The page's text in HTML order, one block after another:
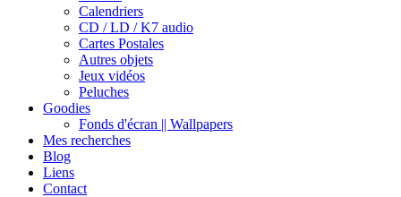
Calendriers
CD / LD / K7 audio
Cartes Postales
Autres objets
Jeux vidéos
Peluches
Goodies
Fonds d'écran || Wallpapers
Mes recherches
Blog
Liens
Contact